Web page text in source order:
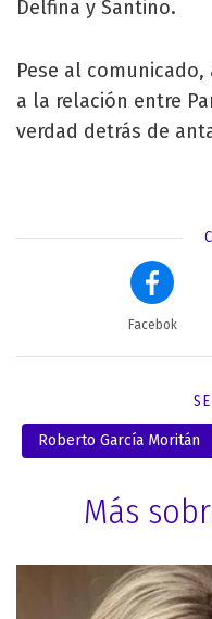
Delfina y Santino.
Pese al
a la relación entre
verdad detrás de
Facebok
Roberto García Moritán
Más